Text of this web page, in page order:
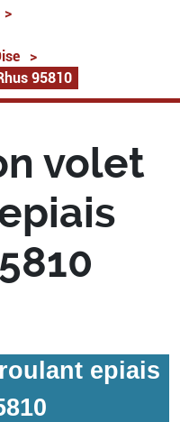
>
>
95810
volet
epiais